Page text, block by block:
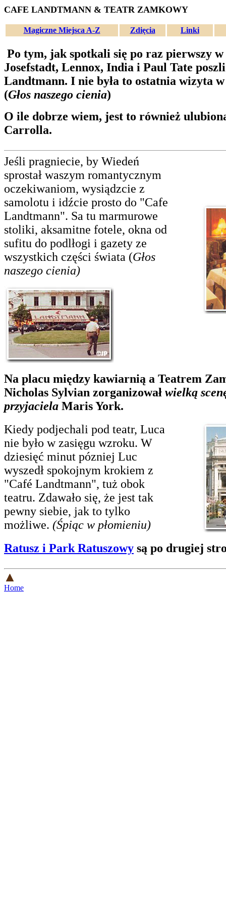
CAFE LANDTMANN & TEATR ZAMKOWY
Magiczne Miejsca A-Z Zdięcia Linki
Po tym, jak spotkali się po raz pierwszy
Josefstadt, Lennox, India i Paul Tate
Landtmann. I nie była to ostatnia wizyta
(Głos naszego cienia)
O ile dobrze wiem, jest to również
Carrolla.
Jeśli pragniecie, by Wiedeń
sprostał waszym romantycznym
oczekiwaniom, wysiądzcie z
samolotu i idźcie prosto do "Cafe
Landtmann". Sa tu marmurowe
stoliki, aksamitne fotele, okna od
sufitu do podlłogi i gazety ze
wszystkich części świata (Głos
naszego cienia)
Na placu między kawiarnią a Teatrem
Nicholas Sylvian zorganizował wielką
przyjaciela Maris York.
Kiedy podjechali pod teatr, Luca
nie było w zasięgu wzroku. W
dziesięć minut pózniej Luc
wyszedł spokojnym krokiem z
"Café Landtmann", tuż obok
teatru. Zdawało się, że jest tak
pewny siebie, jak to tylko
możliwe. (Śpiąc w płomieniu)
Ratusz i Park Ratuszowy są po drugiej
Home